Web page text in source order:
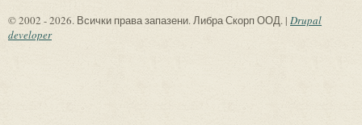
© 2002 - 2026. Всички права запазени. Либра Скорп ООД. | Drupal
developer